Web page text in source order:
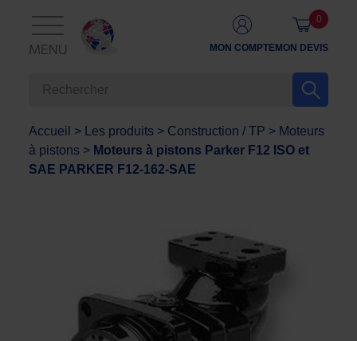
MENU MON COMPTEMON DEVIS
0
Accueil > Les produits > Construction / TP > Moteurs
à pistons > Moteurs à pistons Parker F12 ISO et
SAE PARKER F12-162-SAE